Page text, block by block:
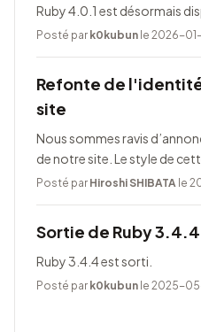
Ruby 4.0.1 est désormais
Posté par k0kubun le 2026-
Refonte de
site
Nous sommes ravis
de notre site. Le style de
Taeko Akatsuka.
Posté par Hiroshi SHIBATA le
Sortie de Ruby 3.4.4
Ruby 3.4.4 est sorti.
Posté par k0kubun le 2025-